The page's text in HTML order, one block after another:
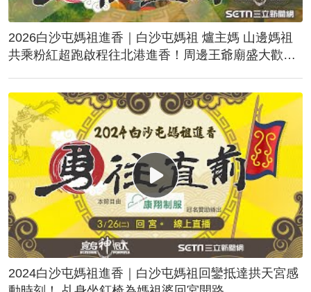
2026白沙屯媽祖進香｜白沙屯媽祖 爐主媽 山邊媽祖
共乘粉紅超跑啟程往北港進香！周邊王爺廟盛大歡
2024白沙屯媽祖進香｜白沙屯媽祖回鑾抵達拱天宮感